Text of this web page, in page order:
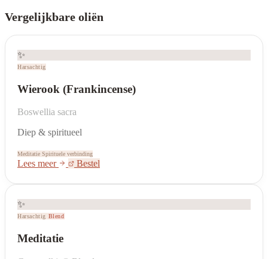
Vergelijkbare oliën
✨
Harsachtig
Wierook (Frankincense)
Boswellia sacra
Diep & spiritueel
Meditatie Spirituele verbinding
Lees meer Bestel
✨
Harsachtig Blend
Meditatie